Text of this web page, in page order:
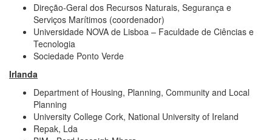
Direção-Geral dos Recursos Naturais, Segurança e
Serviços Marítimos (coordenador)
Universidade NOVA de Lisboa – Faculdade de Ciências e
Tecnologia
Sociedade Ponto Verde
Irlanda
Department of Housing, Planning, Community and Local
Planning
University College Cork, National University of Ireland
Repak, Lda